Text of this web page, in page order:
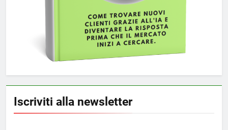
Iscriviti alla newsletter